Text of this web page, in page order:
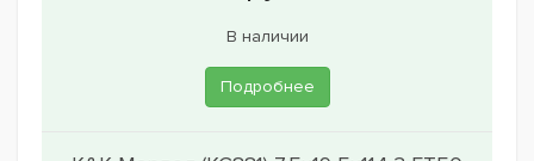
В наличии
Подробнее